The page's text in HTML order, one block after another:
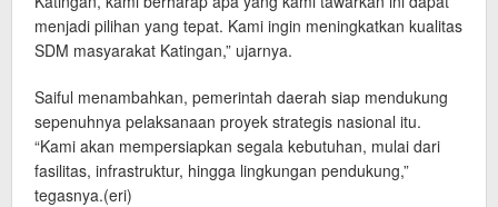
menjadi pilihan yang tepat. Kami ingin meningkatkan kualitas
SDM masyarakat Katingan,” ujarnya.
Saiful menambahkan, pemerintah daerah siap mendukung
sepenuhnya pelaksanaan proyek strategis nasional itu.
“Kami akan mempersiapkan segala kebutuhan, mulai dari
fasilitas, infrastruktur, hingga lingkungan pendukung,”
tegasnya.(eri)